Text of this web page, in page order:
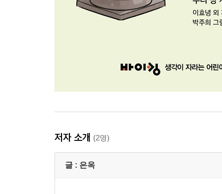
저자 소개 (2명)
글 : 은옥